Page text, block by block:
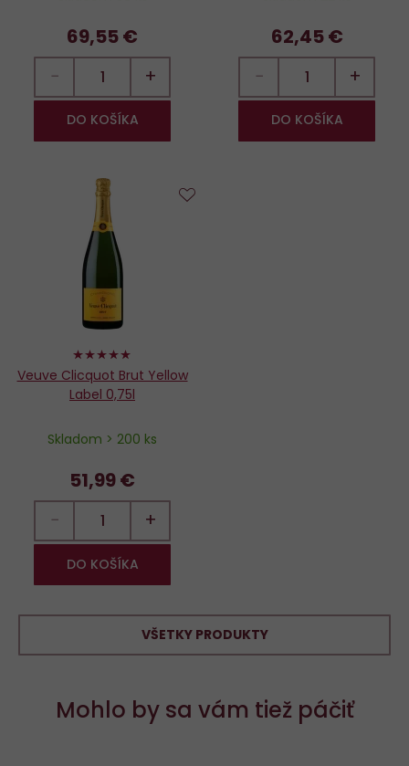
69,55 €
− +
DO KOŠÍKA
62,45 €
− +
DO KOŠÍKA
100%
Veuve Clicquot Brut Yellow
Label 0,75l
Skladom > 200 ks
51,99 €
− +
DO KOŠÍKA
VŠETKY PRODUKTY
Mohlo by sa vám tiež páčiť